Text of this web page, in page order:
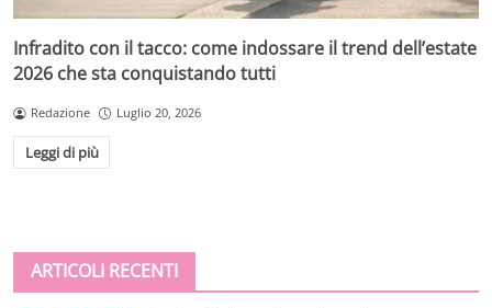
Infradito con il tacco: come indossare il trend dell’estate
2026 che sta conquistando tutti
Redazione Luglio 20, 2026
Leggi di più
ARTICOLI RECENTI